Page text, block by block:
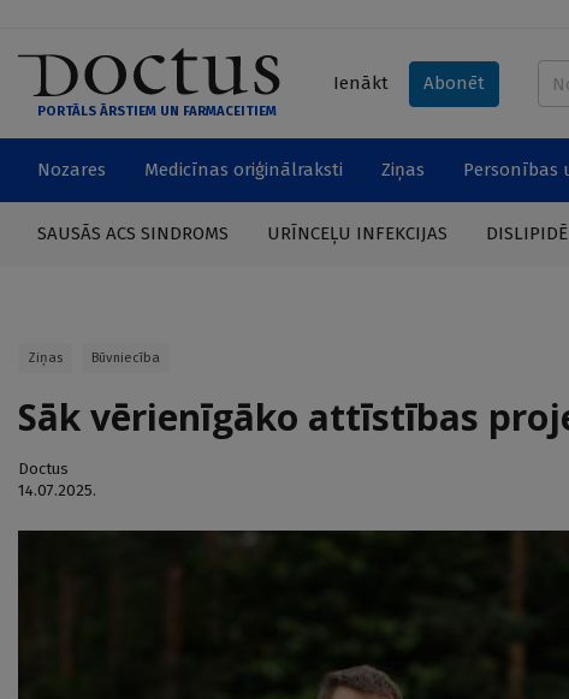
PORTĀLS ĀRSTIEM UN FARMACEITIEM
Ienākt Abonēt
Nozares Medicīnas oriģinālraksti Ziņas Personības
SAUSĀS ACS SINDROMS URĪNCEĻU INFEKCIJAS
Ziņas Būvniecība
Sāk vērienīgāko attīstības
Doctus
14.07.2025.